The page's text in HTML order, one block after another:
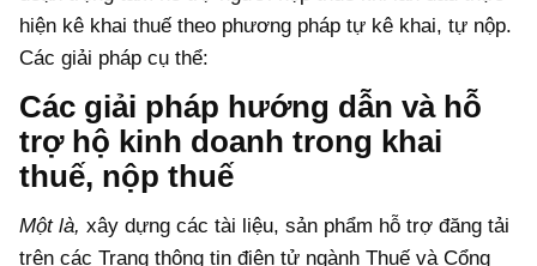
hiện kê khai thuế theo phương pháp tự kê khai, tự nộp.
Các giải pháp cụ thể:
Các giải pháp hướng dẫn và hỗ
trợ hộ kinh doanh trong khai
thuế, nộp thuế
Một là, xây dựng các tài liệu, sản phẩm hỗ trợ đăng tải
trên các Trang thông tin điện tử ngành Thuế và Cổng